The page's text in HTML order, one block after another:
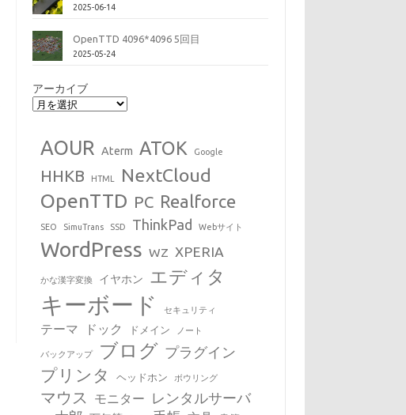
2025-06-14
OpenTTD 4096*4096 5回目
2025-05-24
アーカイブ
AOUR Aterm ATOK Google
HHKB HTML NextCloud
OpenTTD PC Realforce
SEO SimuTrans SSD ThinkPad Webサイト
WordPress WZ XPERIA
かな漢字変換 イヤホン エディタ
キーボード セキュリティ
テーマ ドック ドメイン ノート
バックアップ ブログ プラグイン
プリンタ ヘッドホン ボウリング
マウス モニター
レンタルサーバ